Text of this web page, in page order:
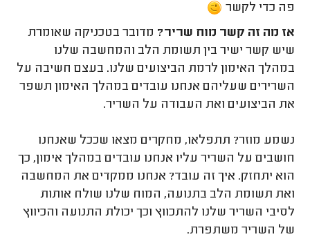
פה כדי לקשר
אז מה זה קשר מוח שריר? מדובר בטכניקה שאומרת
שיש קשר ישיר בין תשומת הלב והמחשבה שלנו
במהלך האימון לרמת הביצועים שלנו. בעצם חשיבה על
השרירים שעליהם אנחנו עובדים במהלך האימון תשפר
את הביצועים ואת העבודה על השריר.
נשמע מוזר? תתפלאו, מחקרים מצאו שככל שאנחנו
חושבים על השריר עליו אנחנו עובדים במהלך אימון, כך
הוא יתחזק. איך זה עובד? אנחנו ממקדים את המחשבה
ואת תשומת הלב בתנועה, המוח שלנו שולח אותות
לסיבי השריר שלנו להתכווץ וכך יכולת התנועה והכיווץ
של השריר משתפרת.